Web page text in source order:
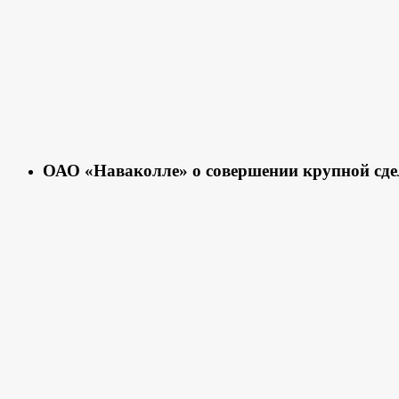
ОАО «Наваколле» о совершении крупной